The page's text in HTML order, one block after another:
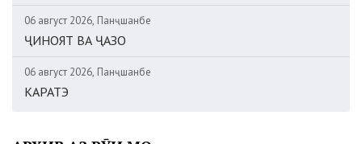
06 август 2026, Панҷшанбе
ҶИНОЯТ ВА ҶАЗО
06 август 2026, Панҷшанбе
КАРАТЭ